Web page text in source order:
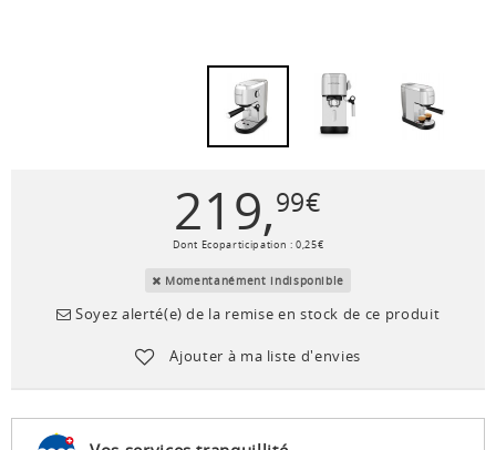
219,99€
Dont Ecoparticipation :0,25€
Momentanément indisponible
Soyez alerté(e) de la remise en stock de ce produit
Ajouter à ma liste d'envies